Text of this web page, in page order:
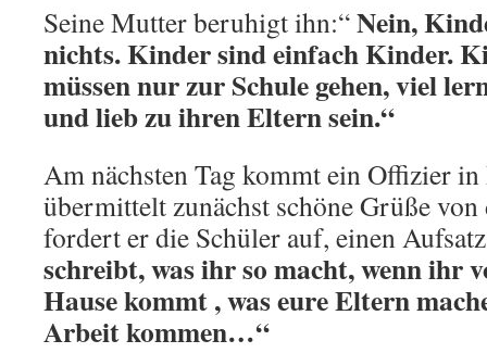
Seine Mutter beruhigt ihn:“Nein,
nichts. Kinder sind einfach Kinder.
müssen nur zur Schule gehen, viel
und lieb zu ihren Eltern sein.“
Am nächsten Tag kommt ein Offizier in
übermittelt zunächst schöne Grüße
fordert er die Schüler auf, einen
schreibt, was ihr so macht, wenn ihr
Hause kommt , was eure Eltern
Arbeit kommen…“